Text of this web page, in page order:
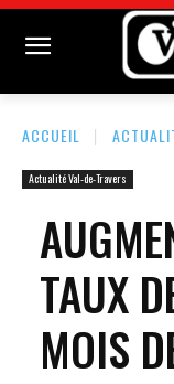
ACCUEIL
Actualité Val-de-Travers
TAUX
MOIS